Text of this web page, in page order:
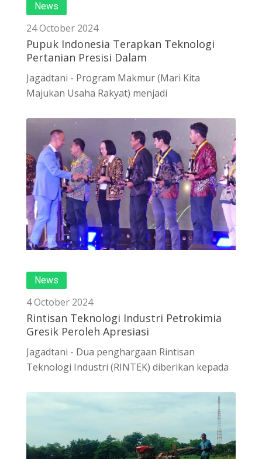
News
24 October 2024
Pupuk Indonesia Terapkan Teknologi
Pertanian Presisi Dalam
Jagadtani - Program Makmur (Mari Kita
Majukan Usaha Rakyat) menjadi
News
4 October 2024
Rintisan Teknologi Industri Petrokimia
Gresik Peroleh Apresiasi
Jagadtani - Dua penghargaan Rintisan
Teknologi Industri (RINTEK) diberikan kepada